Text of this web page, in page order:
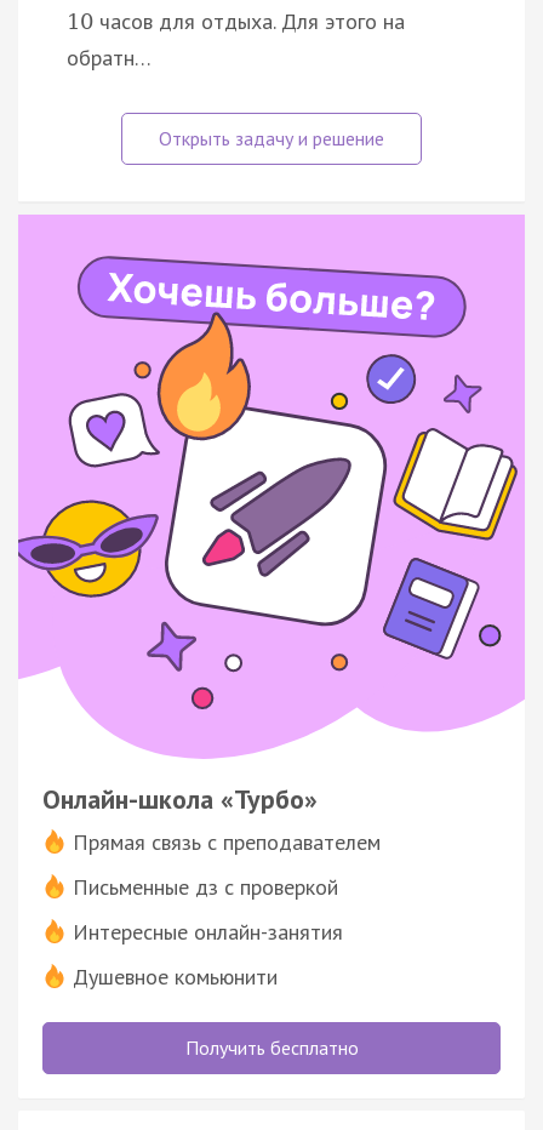
10 часов для отдыха. Для этого на
обратн…
Онлайн-школа «Турбо»
Прямая связь с преподавателем
Письменные дз с проверкой
Интересные онлайн-занятия
Душевное комьюнити
Получить бесплатно